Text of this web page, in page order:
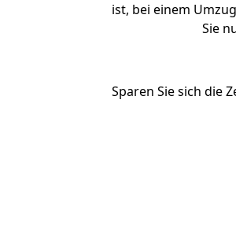
ist, bei einem
Sie
Sparen Sie sich die